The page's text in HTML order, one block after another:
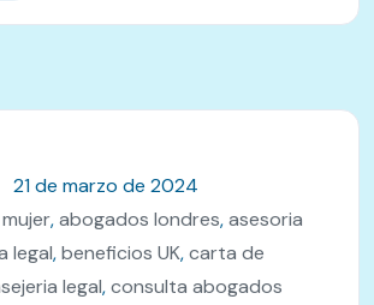
21 de marzo de 2024
,abogados londres,asesoria
legal,beneficios UK,carta de
legal,consulta abogados